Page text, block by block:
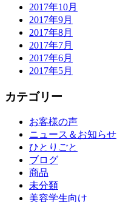
2017年10月
2017年9月
2017年8月
2017年7月
2017年6月
2017年5月
カテゴリー
お客様の声
ニュース＆お知らせ
ひとりごと
ブログ
商品
未分類
美容学生向け